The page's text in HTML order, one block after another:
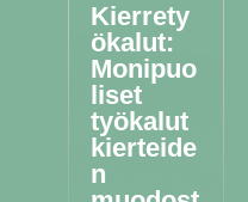
Kierrety
ökalut:
Monipuo
liset
työkalut
kierteide
n